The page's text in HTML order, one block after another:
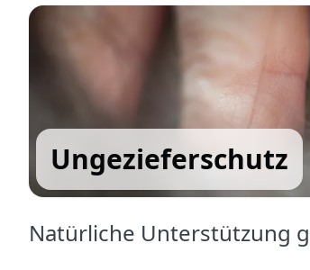
Ungezieferschutz
Natürliche Unterstützung